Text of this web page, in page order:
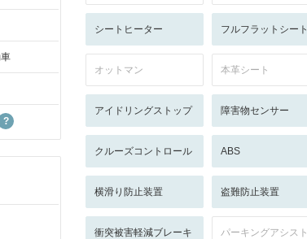
シートヒーター フルフラットシート
オットマン 本革シート
アイドリングストップ 障害物センサー
クルーズコントロール ABS
横滑り防止装置 盗難防止装置
衝突被害軽減ブレーキ パーキングアシスト